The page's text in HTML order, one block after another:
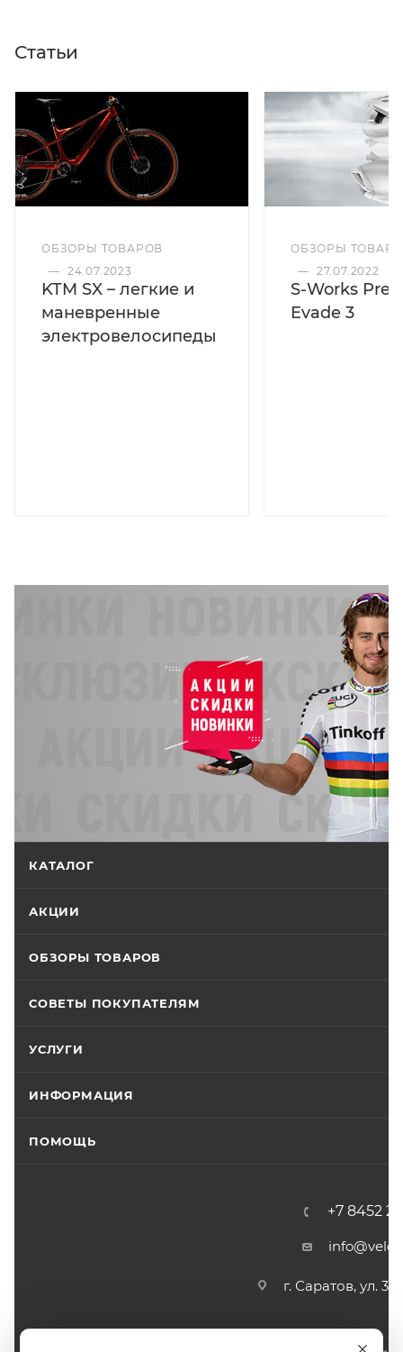
Статьи
ОБЗОРЫ ТОВАРОВ
— 24.07.2023
KTM SX – легкие и
маневренные
электровелосипеды
ОБЗОРЫ
— 27.07.2022
S-Works
Evade 3
КАТАЛОГ
АКЦИИ
ОБЗОРЫ ТОВАРОВ
СОВЕТЫ ПОКУПАТЕЛЯМ
УСЛУГИ
ИНФОРМАЦИЯ
ПОМОЩЬ
+7 8452
г. Саратов, ул. 3-